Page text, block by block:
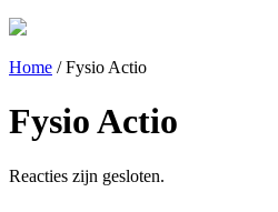
Home /Fysio Actio
Fysio Actio
Reacties zijn gesloten.